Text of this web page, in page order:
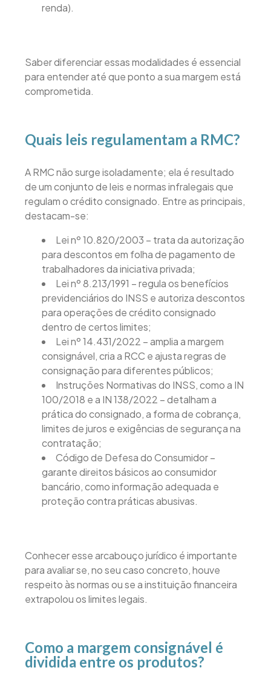
renda).
Saber diferenciar essas modalidades é essencial
para entender até que ponto a sua margem está
comprometida.
Quais leis regulamentam a RMC?
A RMC não surge isoladamente; ela é resultado
de um conjunto de leis e normas infralegais que
regulam o crédito consignado. Entre as principais,
destacam-se:
Lei nº 10.820/2003 – trata da autorização
para descontos em folha de pagamento de
trabalhadores da iniciativa privada;
Lei nº 8.213/1991 – regula os benefícios
previdenciários do INSS e autoriza descontos
para operações de crédito consignado
dentro de certos limites;
Lei nº 14.431/2022 – amplia a margem
consignável, cria a RCC e ajusta regras de
consignação para diferentes públicos;
Instruções Normativas do INSS, como a IN
100/2018 e a IN 138/2022 – detalham a
prática do consignado, a forma de cobrança,
limites de juros e exigências de segurança na
contratação;
Código de Defesa do Consumidor –
garante direitos básicos ao consumidor
bancário, como informação adequada e
proteção contra práticas abusivas.
Conhecer esse arcabouço jurídico é importante
para avaliar se, no seu caso concreto, houve
respeito às normas ou se a instituição financeira
extrapolou os limites legais.
Como a margem consignável é
dividida entre os produtos?